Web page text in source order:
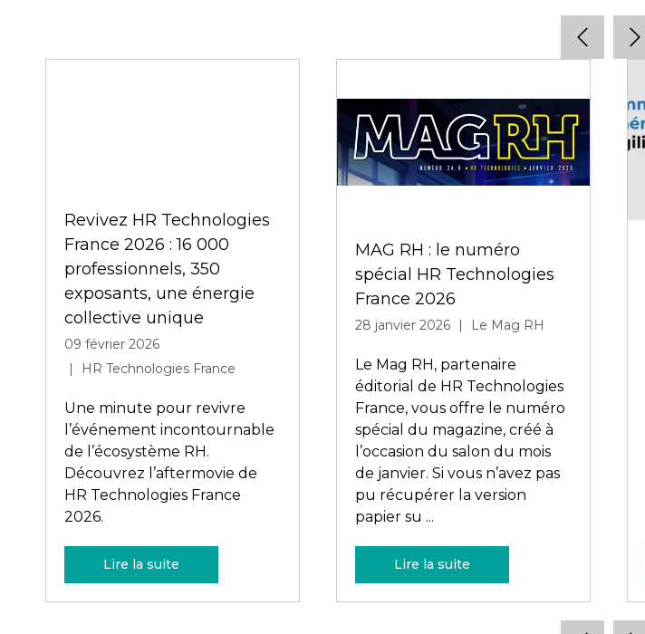
L’ANDRH, 1ère
communauté RH de
France
21 janvier 2026
HR Technologies
À l’ANDRH, la communauté
membres, 64 groupes locaux
et un réseau WhatsApp très
actif. Veille, événements,
Magazine et entraide :
l’ANDRH fait évoluer les
pratiques RH. Ve ...
Lire la suite
expérience candidat qui
reflète vraiment votre
culture d’entreprise ?
Stéphane Varisellaz, Parlons RH
fonctionne comme une
bande-annonce : en
quelques interactions, un
talent perçoit déjà le style de
management, les priorités
implicites, la manière de
collaborer, et même l’état d ...
Lire la suite